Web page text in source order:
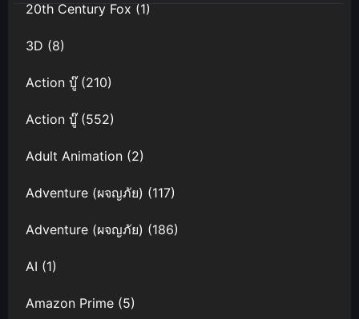
20th Century Fox(1)
3D (8)
Action บู๊(210)
Action บู๊(552)
Adult Animation (2)
Adventure (ผจญภัย) (117)
Adventure (ผจญภัย) (186)
AI (1)
Amazon Prime (5)